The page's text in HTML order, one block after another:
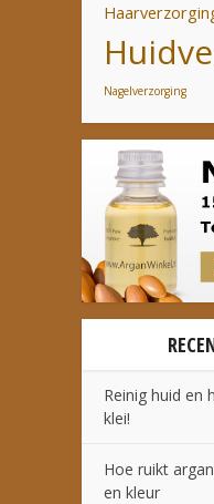
Nagelverzorging
Reinig huid en
klei!
Hoe ruikt
en kleur